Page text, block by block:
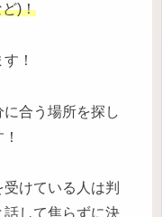
)！
！
合う場所を探し
けている人は判
話して焦らずに決